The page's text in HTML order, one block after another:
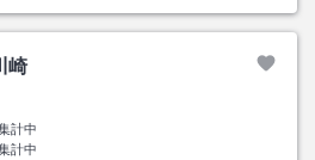
崎
計中
計中